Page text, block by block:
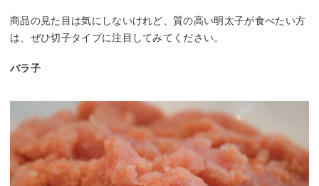
商品の見た目は気にしないけれど、質の高い明太子が食べたい方
は、ぜひ切子タイプに注目してみてください。
バラ子